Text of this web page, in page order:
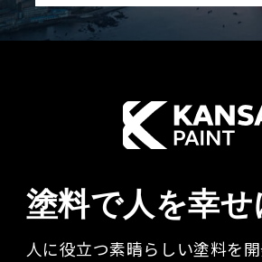
塗料で人を幸せ
人に役立つ素晴らしい塗料を